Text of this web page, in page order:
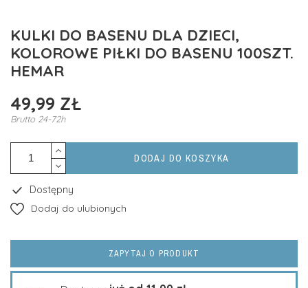
KULKI DO BASENU DLA DZIECI,
KOLOROWE PIŁKI DO BASENU 100SZT.
HEMAR
49,99 ZŁ
Brutto 24-72h
DODAJ DO KOSZYKA
Dostępny
Dodaj do ulubionych
ZAPYTAJ O PRODUKT